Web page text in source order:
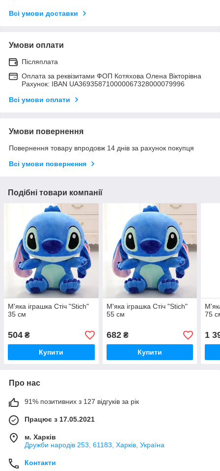
Всі умови доставки
Умови оплати
Післяплата
Оплата за реквізитами ФОП Котяхова Олена Вікторівна
Рахунок: IBAN UA369358710000067328000079996
Всі умови оплати
Умови повернення
Повернення товару впродовж 14 днів за рахунок покупця
Всі умови повернення
Подібні товари компанії
М'яка іграшка Стіч "Stich"
35 см
504 ₴
Купити
М'яка іграшка Стіч "Stich"
55 см
682₴
Купити
75
1
Про нас
91% позитивних з 127 відгуків за рік
Працює з 17.05.2021
м. Харків
Дружби народів 253, 61183, Харків, Україна
Контакти